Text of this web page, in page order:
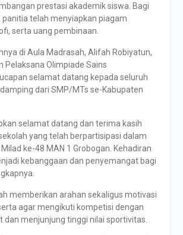
prestasi akademik siswa. Bagi
telah menyiapkan piagam
serta uang pembinaan.
di Aula Madrasah, Alifah Robiyatun,
Pelaksana Olimpiade Sains
selamat datang kepada seluruh
dari SMP/MTs se-Kabupaten
selamat datang dan terima kasih
yang telah berpartisipasi dalam
ke-48 MAN 1 Grobogan. Kehadiran
kebanggaan dan penyemangat bagi
memberikan arahan sekaligus motivasi
agar mengikuti kompetisi dengan
dan menjunjung tinggi nilai sportivitas.